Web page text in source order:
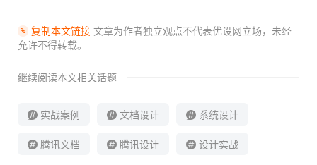
复制本文链接文章为作者独立观点不代表优设网立场， 未经
允许不得转载。
继续阅读本文相关话题
实战案例 文档设计 系统设计
腾讯文档 腾讯设计 设计实战